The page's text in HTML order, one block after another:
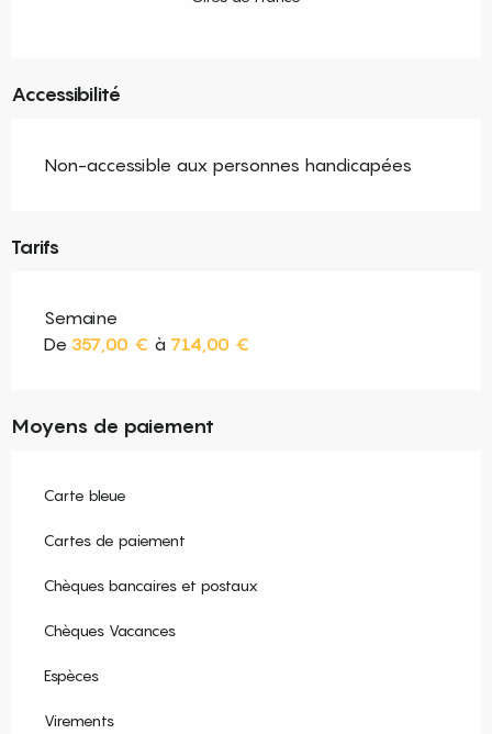
Accessibilité
Non-accessible aux personnes handicapées
Tarifs
Semaine
De 357,00 € à 714,00 €
Moyens de paiement
Carte bleue
Cartes de paiement
Chèques bancaires et postaux
Chèques Vacances
Espèces
Virements